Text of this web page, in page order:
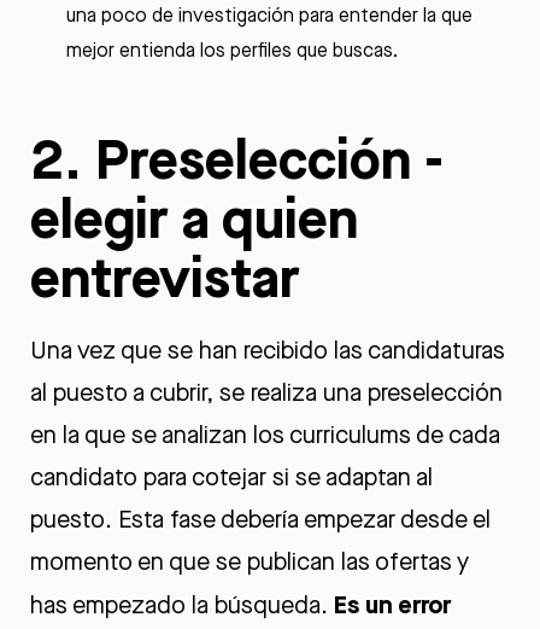
una poco de investigación para entender la que
mejor entienda los perfiles que buscas.
2. Preselección -
elegir a quien
entrevistar
Una vez que se han recibido las candidaturas
al puesto a cubrir, se realiza una preselección
en la que se analizan los curriculums de cada
candidato para cotejar si se adaptan al
puesto. Esta fase debería empezar desde el
momento en que se publican las ofertas y
has empezado la búsqueda. Es un error